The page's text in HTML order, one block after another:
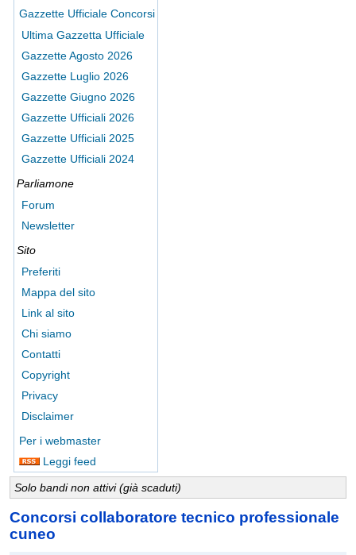
Gazzette Ufficiale Concorsi
Ultima Gazzetta Ufficiale
Gazzette Agosto 2026
Gazzette Luglio 2026
Gazzette Giugno 2026
Gazzette Ufficiali 2026
Gazzette Ufficiali 2025
Gazzette Ufficiali 2024
Parliamone
Forum
Newsletter
Sito
Preferiti
Mappa del sito
Link al sito
Chi siamo
Contatti
Copyright
Privacy
Disclaimer
Per i webmaster
Leggi feed
Solo bandi non attivi (già scaduti)
Concorsi collaboratore tecnico professionale
cuneo